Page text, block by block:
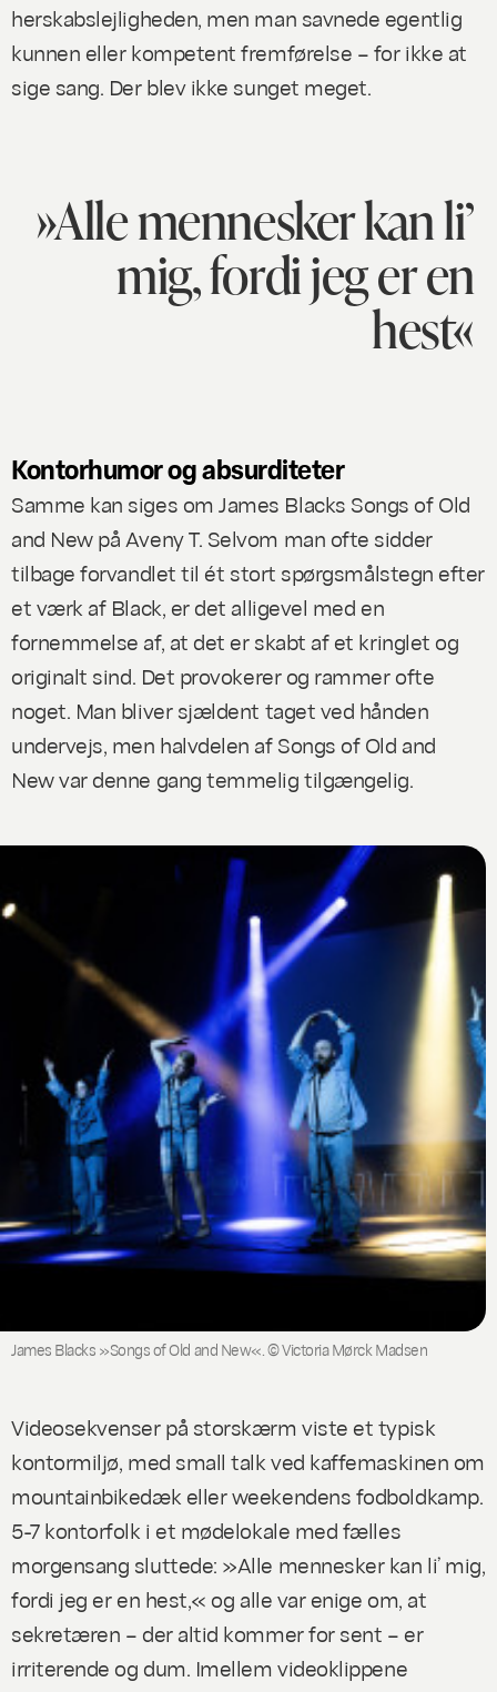
herskabslejligheden, men man savnede egentlig
kunnen eller kompetent fremførelse – for ikke at
sige sang. Der blev ikke sunget meget.
»Alle mennesker kan li’
mig, fordi jeg er en
hest«
Kontorhumor og absurditeter
Samme kan siges om James Blacks Songs of Old
and Newpå Aveny T. Selvom man ofte sidder
tilbage forvandlet til ét stort spørgsmålstegn efter
et værk af Black, er det alligevel med en
fornemmelse af, at det er skabt af et kringlet og
originalt sind. Det provokerer og rammer ofte
noget. Man bliver sjældent taget ved hånden
undervejs, men halvdelen afSongs of Old and
Newvar denne gang temmelig tilgængelig.
James Blacks »Songs of Old and New«. © Victoria Mørck Madsen
Videosekvenser på storskærm viste et typisk
kontormiljø, med small talk ved kaffemaskinen om
mountainbikedæk eller weekendens fodboldkamp.
5-7 kontorfolk i et mødelokale med fælles
morgensang sluttede: »Alle mennesker kan li’ mig,
fordi jeg er en hest,« og alle var enige om, at
sekretæren – der altid kommer for sent – er
irriterende og dum. Imellem videoklippene